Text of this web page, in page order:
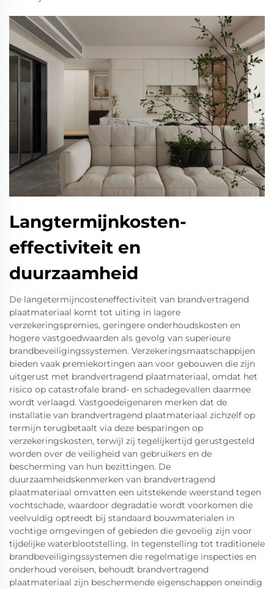
Langtermijnkosten-
effectiviteit en
duurzaamheid
De langetermijncosteneffectiviteit van brandvertragend
plaatmateriaal komt tot uiting in lagere
verzekeringspremies, geringere onderhoudskosten en
hogere vastgoedwaarden als gevolg van superieure
brandbeveiligingssystemen. Verzekeringsmaatschappijen
bieden vaak premiekortingen aan voor gebouwen die zijn
uitgerust met brandvertragend plaatmateriaal, omdat het
risico op catastrofale brand- en schadegevallen daarmee
wordt verlaagd. Vastgoedeigenaren merken dat de
installatie van brandvertragend plaatmateriaal zichzelf op
termijn terugbetaalt via deze besparingen op
verzekeringskosten, terwijl zij tegelijkertijd gerustgesteld
worden over de veiligheid van gebruikers en de
bescherming van hun bezittingen. De
duurzaamheidskenmerken van brandvertragend
plaatmateriaal omvatten een uitstekende weerstand tegen
vochtschade, waardoor degradatie wordt voorkomen die
veelvuldig optreedt bij standaard bouwmaterialen in
vochtige omgevingen of gebieden die gevoelig zijn voor
tijdelijke waterblootstelling. In tegenstelling tot traditionele
brandbeveiligingssystemen die regelmatige inspecties en
onderhoud vereisen, behoudt brandvertragend
plaatmateriaal zijn beschermende eigenschappen oneindig